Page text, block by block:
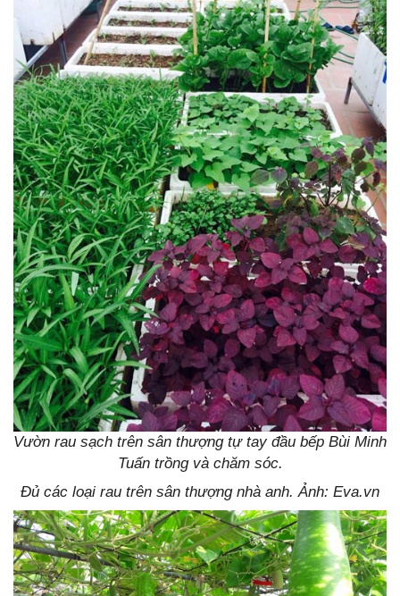
Vườn rau sạch trên sân thượng tự tay đầu bếp Bùi Minh
Tuấn trồng và chăm sóc.
Đủ các loại rau trên sân thượng nhà anh. Ảnh: Eva.vn